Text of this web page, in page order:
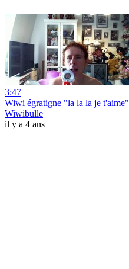
3:47
Wiwi égratigne "la la la je t'aime"
Wiwibulle
il y a 4 ans